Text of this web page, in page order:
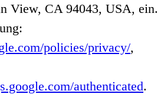
View, CA 94043, USA, ein.
policies/privacy/,
authenticated.